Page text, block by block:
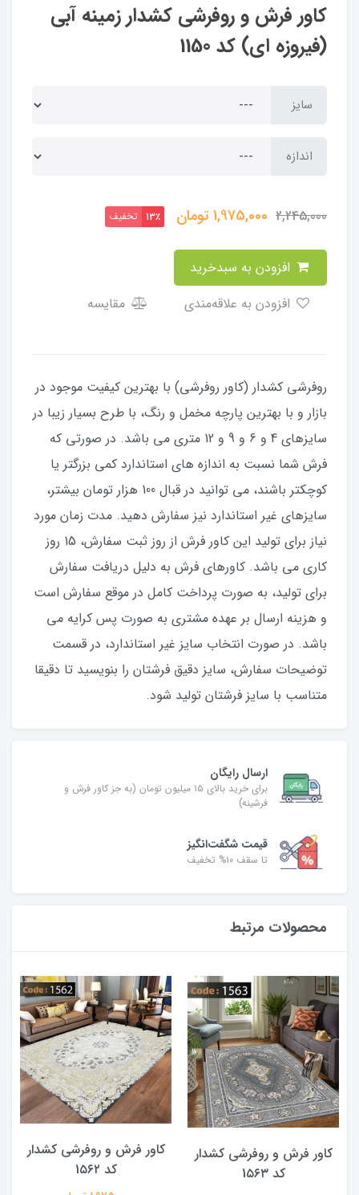
کاور فرش و روفرشی کشدار زمینه آبی
(فیروزه ای) کد 1150
سایز
اندازه
2,245,000
1,975,000تومان 13٪ تخفیف
مقایسه
​​​​روفرشی کشدار (کاور روفرشی) با بهترین کیفیت موجود در
بازار و با بهترین پارچه مخمل و رنگ، با طرح بسیار زیبا در
سایزهای 4 و 6 و 9 و 12 متری می باشد. در صورتی که
فرش شما نسبت به اندازه های استاندارد کمی بزرگتر یا
کوچکتر باشند، می توانید در قبال 100 هزار تومان بیشتر،
سایزهای غیر استاندارد نیز سفارش دهید. مدت زمان مورد
نیاز برای تولید این کاور فرش از روز ثبت سفارش، 15 روز
کاری می باشد. کاورهای فرش به دلیل دریافت سفارش
برای تولید، به صورت پرداخت کامل در موقع سفارش است
و هزینه ارسال بر عهده مشتری به صورت پس کرایه می
باشد. در صورت انتخاب سایز غیر استاندارد، در قسمت
توضیحات سفارش، سایز دقیق فرشتان را بنویسید تا دقیقا
متناسب با سایز فرشتان تولید شود.
ارسال رایگان
برای خرید بالای ۱۵ میلیون تومان (به جز کاور فرش و
فرشینه)
قیمت شگفت‌انگیز
تا سقف ۱۰% تخفیف
محصولات مرتبط
کاور فرش و روفرشی کشدار
کد 1۵۶۳
کاور فرش و روفرشی کشدار
کد 1۵۶۲